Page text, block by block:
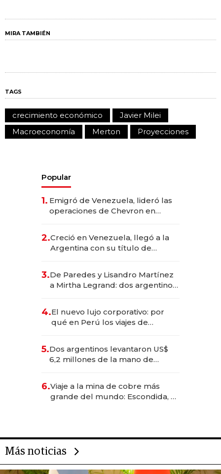
MIRA TAMBIÉN
TAGS
crecimiento económico
Javier Milei
Macroeconomía
Merton Proyecciones
Popular
1. Emigró de Venezuela, lideró las
operaciones de Chevron en
2.Creció en Venezuela, llegó a la
Argentina con su título de
las marcas "fast premium"
3.De Paredes y Lisandro Martínez
a Mirtha Legrand: dos argentinos
4.El nuevo lujo corporativo: por
qué en Perú los viajes de
transformadoras
5.Dos argentinos levantaron US$
6,2 millones de la mano de
6.Viaje a la mina de cobre más
grande del mundo: Escondida, el
Más noticias